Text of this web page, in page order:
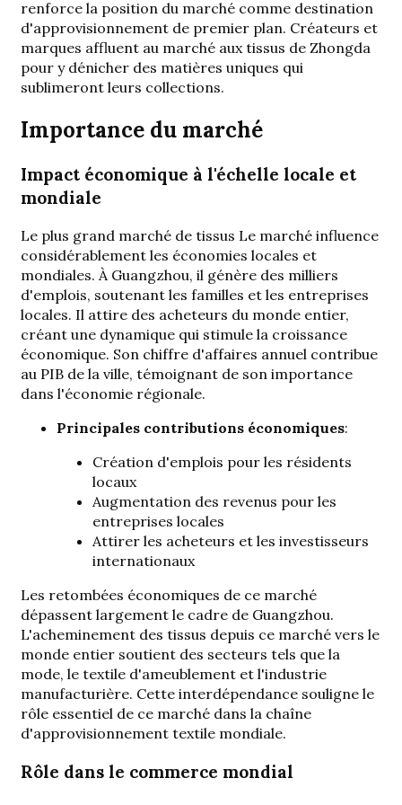
renforce la position du marché comme destination
d'approvisionnement de premier plan. Créateurs et
marques affluent au marché aux tissus de Zhongda
pour y dénicher des matières uniques qui
sublimeront leurs collections.
Importance du marché
Impact économique à l'échelle locale et
mondiale
Le plus grand marché de tissus Le marché influence
considérablement les économies locales et
mondiales. À Guangzhou, il génère des milliers
d'emplois, soutenant les familles et les entreprises
locales. Il attire des acheteurs du monde entier,
créant une dynamique qui stimule la croissance
économique. Son chiffre d'affaires annuel contribue
au PIB de la ville, témoignant de son importance
dans l'économie régionale.
Principales contributions économiques:
Création d'emplois pour les résidents
locaux
Augmentation des revenus pour les
entreprises locales
Attirer les acheteurs et les investisseurs
internationaux
Les retombées économiques de ce marché
dépassent largement le cadre de Guangzhou.
L'acheminement des tissus depuis ce marché vers le
monde entier soutient des secteurs tels que la
mode, le textile d'ameublement et l'industrie
manufacturière. Cette interdépendance souligne le
rôle essentiel de ce marché dans la chaîne
d'approvisionnement textile mondiale.
Rôle dans le commerce mondial